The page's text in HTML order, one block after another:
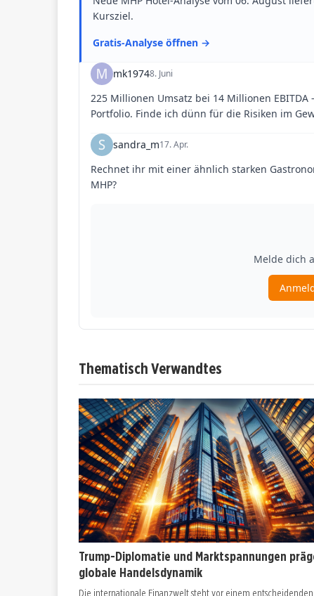
Thematisch Verwandtes
Trump-Diplomatie und Marktspannungen
globale Handelsdynamik
Die internationale Finanzwelt steht vor einem entscheidenden